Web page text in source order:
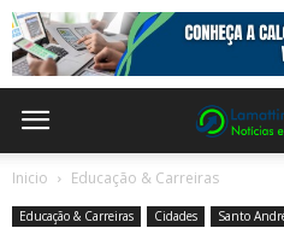
Inicio Educação & Carreiras
Educação & Carreiras Cidades Santo